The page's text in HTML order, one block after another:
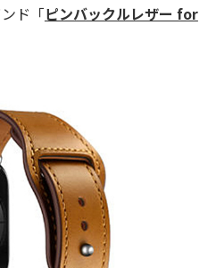
ド「ピンバックルレザー for